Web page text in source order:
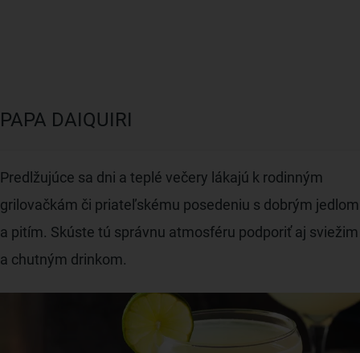
PAPA DAIQUIRI
Predlžujúce sa dni a teplé večery lákajú k rodinným
grilovačkám či priateľskému posedeniu s dobrým jedlom
a pitím. Skúste tú správnu atmosféru podporiť aj sviežim
a chutným drinkom.